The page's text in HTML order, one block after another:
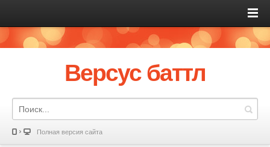
Версус баттл
Полная версия сайта